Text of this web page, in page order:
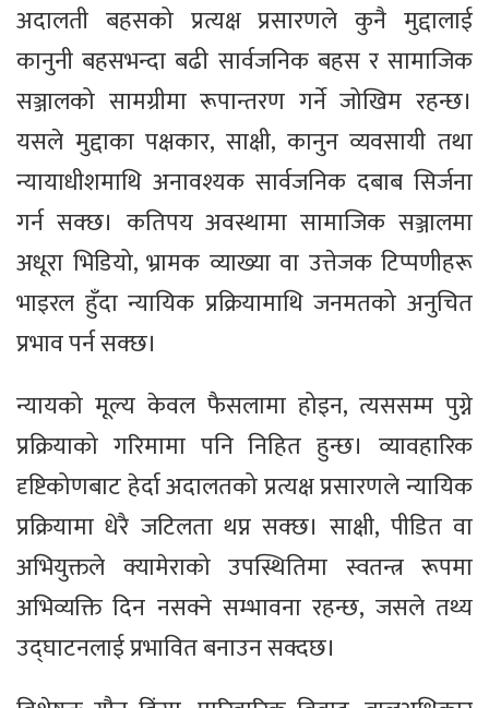
अदालती बहसको प्रत्यक्ष प्रसारणले कुनै मुद्दालाई
कानुनी बहसभन्दा बढी सार्वजनिक बहस र सामाजिक
सञ्जालको सामग्रीमा रूपान्तरण गर्ने जोखिम रहन्छ।
यसले मुद्दाका पक्षकार, साक्षी, कानुन व्यवसायी तथा
न्यायाधीशमाथि अनावश्यक सार्वजनिक दबाब सिर्जना
गर्न सक्छ। कतिपय अवस्थामा सामाजिक सञ्जालमा
अधूरा भिडियो, भ्रामक व्याख्या वा उत्तेजक टिप्पणीहरू
भाइरल हुँदा न्यायिक प्रक्रियामाथि जनमतको अनुचित
प्रभाव पर्न सक्छ।
न्यायको मूल्य केवल फैसलामा होइन, त्यससम्म पुग्ने
प्रक्रियाको गरिमामा पनि निहित हुन्छ। व्यावहारिक
दृष्टिकोणबाट हेर्दा अदालतको प्रत्यक्ष प्रसारणले न्यायिक
प्रक्रियामा धेरै जटिलता थप्न सक्छ। साक्षी, पीडित वा
अभियुक्तले क्यामेराको उपस्थितिमा स्वतन्त्र रूपमा
अभिव्यक्ति दिन नसक्ने सम्भावना रहन्छ, जसले तथ्य
उद्घाटनलाई प्रभावित बनाउन सक्दछ।